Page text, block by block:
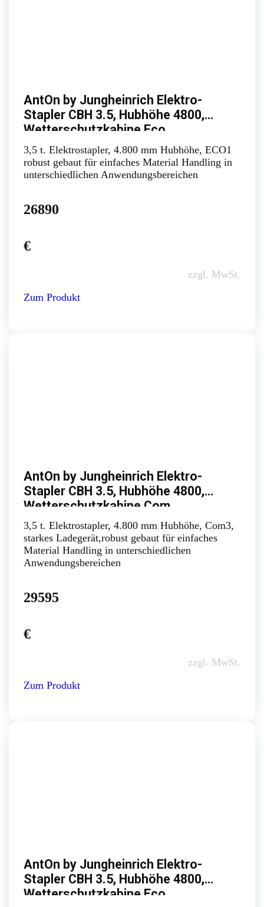
AntOn by Jungheinrich Elektro-
Stapler CBH 3.5, Hubhöhe 4800,
Wetterschutzkabine Eco
3,5 t. Elektrostapler, 4.800 mm Hubhöhe, ECO1
robust gebaut für einfaches Material Handling in
unterschiedlichen Anwendungsbereichen
26890
€
zzgl. MwSt.
Zum Produkt
AntOn by Jungheinrich Elektro-
Stapler CBH 3.5, Hubhöhe 4800,
Wetterschutzkabine Com
3,5 t. Elektrostapler, 4.800 mm Hubhöhe, Com3,
starkes Ladegerät,robust gebaut für einfaches
Material Handling in unterschiedlichen
Anwendungsbereichen
29595
€
zzgl. MwSt.
Zum Produkt
AntOn by Jungheinrich Elektro-
Stapler CBH 3.5, Hubhöhe 4800,
Wetterschutzkabine Eco